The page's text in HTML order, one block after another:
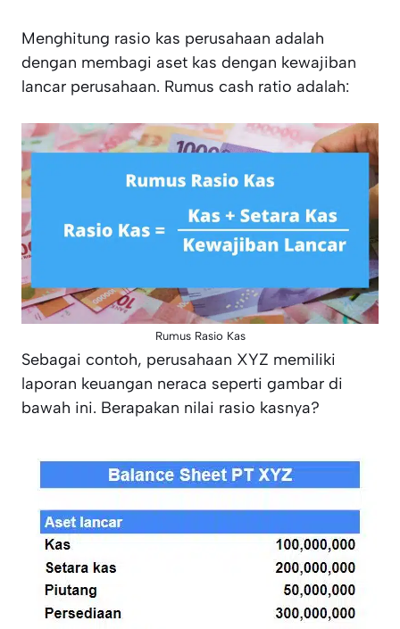
Menghitung rasio kas perusahaan adalah
dengan membagi aset kas dengan kewajiban
lancar perusahaan. Rumus cash ratio adalah:
Rumus Rasio Kas
Sebagai contoh, perusahaan XYZ memiliki
laporan keuangan neraca seperti gambar di
bawah ini. Berapakan nilai rasio kasnya?